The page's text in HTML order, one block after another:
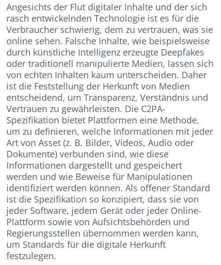
Angesichts der Flut digitaler Inhalte und der sich
rasch entwickelnden Technologie ist es für die
Verbraucher schwierig, dem zu vertrauen, was sie
online sehen. Falsche Inhalte, wie beispielsweise
durch künstliche Intelligenz erzeugte Deepfakes
oder traditionell manipulierte Medien, lassen sich
von echten Inhalten kaum unterscheiden. Daher
ist die Feststellung der Herkunft von Medien
entscheidend, um Transparenz, Verständnis und
Vertrauen zu gewährleisten. Die C2PA-
Spezifikation bietet Plattformen eine Methode,
um zu definieren, welche Informationen mit jeder
Art von Asset (z. B. Bilder, Videos, Audio oder
Dokumente) verbunden sind, wie diese
Informationen dargestellt und gespeichert
werden und wie Beweise für Manipulationen
identifiziert werden können. Als offener Standard
ist die Spezifikation so konzipiert, dass sie von
jeder Software, jedem Gerät oder jeder Online-
Plattform sowie von Aufsichtsbehörden und
Regierungsstellen übernommen werden kann,
um Standards für die digitale Herkunft
festzulegen.